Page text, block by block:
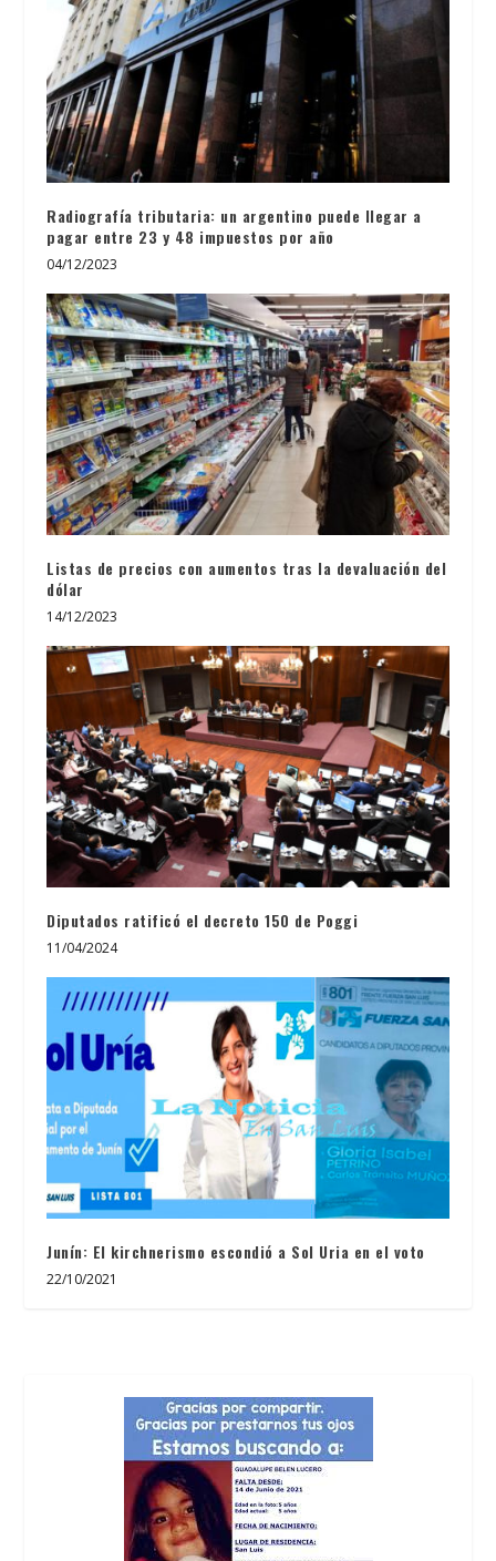
Radiografía tributaria: un argentino puede llegar a
pagar entre 23 y 48 impuestos por año
04/12/2023
Listas de precios con aumentos tras la devaluación del
dólar
14/12/2023
Diputados ratificó el decreto 150 de Poggi
11/04/2024
Junín: El kirchnerismo escondió a Sol Uria en el voto
22/10/2021